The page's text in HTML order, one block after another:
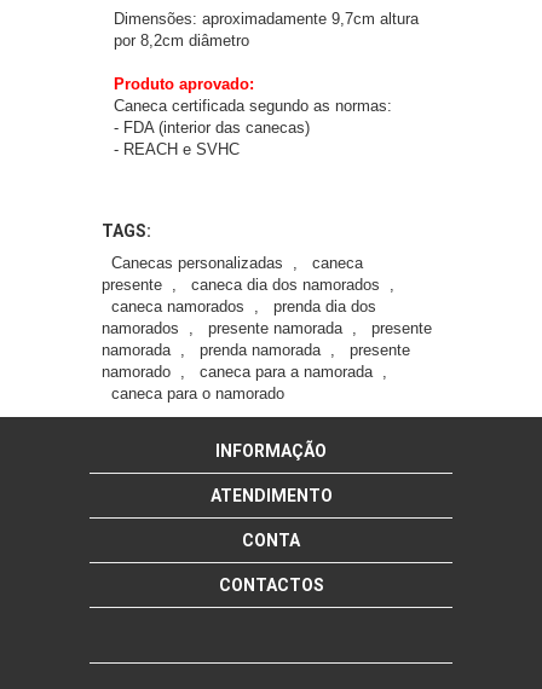
Dimensões: aproximadamente 9,7cm altura
por 8,2cm diâmetro
Produto aprovado:
Caneca certificada segundo as normas:
- FDA (interior das canecas)
- REACH e SVHC
TAGS:
Canecas personalizadas
caneca
presente
caneca dia dos namorados
caneca namorados
prenda dia dos
namorados
presente namorada
presente
namorada
prenda namorada
presente
namorado
caneca para a namorada
caneca para o namorado
INFORMAÇÃO
ATENDIMENTO
CONTA
CONTACTOS